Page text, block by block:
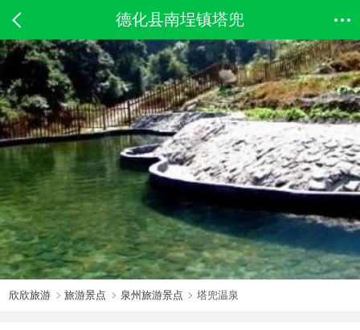
德化县南埕镇塔兜
欣欣旅游 旅游景点 泉州旅游景点 塔兜温泉